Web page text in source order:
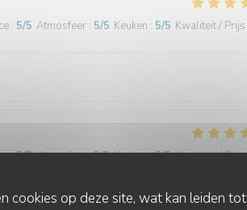
cookies op deze site, wat kan leiden
: 5/5 Atmosfeer : 5/5 Keuken : 5/5 Kwaliteit / Prijs
:5/5 Atmosfeer:5/5 Keuken:5/5 Kwaliteit / Prijs